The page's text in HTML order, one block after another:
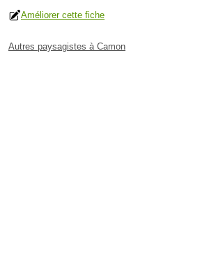
Améliorer cette fiche
Autres paysagistes à Camon